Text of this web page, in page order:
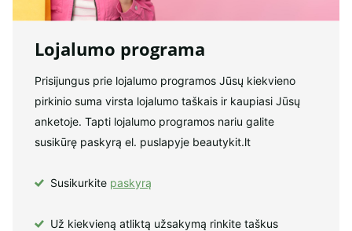
Lojalumo programa
Prisijungus prie lojalumo programos Jūsų kiekvieno
pirkinio suma virsta lojalumo taškais ir kaupiasi Jūsų
anketoje. Tapti lojalumo programos nariu galite
susikūrę paskyrą el. puslapyje beautykit.lt
Susikurkite paskyrą
Už kiekvieną atliktą užsakymą rinkite taškus